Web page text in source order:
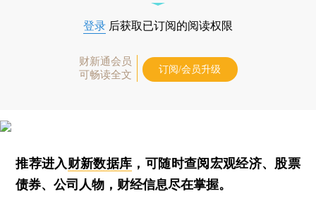
登录 后获取已订阅的阅读权限
财新通会员
可畅读全文
订阅/会员升级
推荐进入财新数据库 ，可随时查阅宏观经济、股票
债券、公司人物，财经信息尽在掌握。